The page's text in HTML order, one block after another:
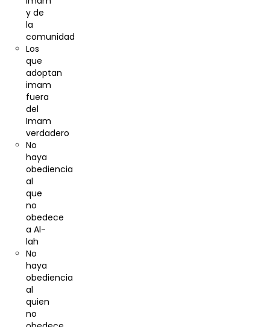
y de
la
comunidad
Los
que
adoptan
imam
fuera
del
Imam
verdadero
No
haya
obediencia
al
que
no
obedece
a Al-
lah
No
haya
obediencia
al
quien
no